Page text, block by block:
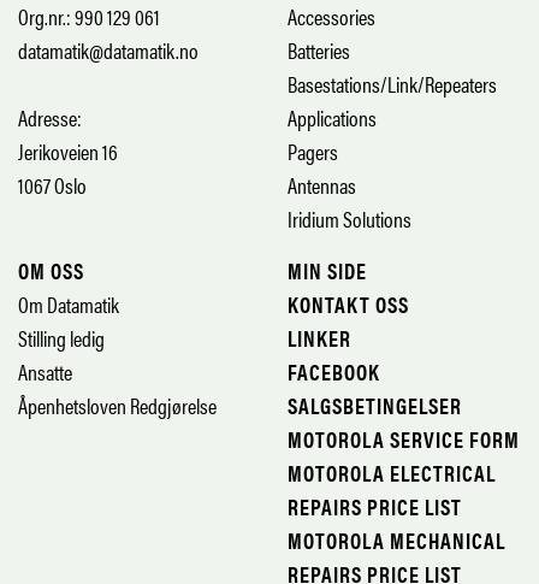
Org.nr.: 990 129 061
datamatik@datamatik.no
Adresse:
Jerikoveien 16
1067 Oslo
Accessories
Batteries
Basestations/Link/Repeaters
Applications
Pagers
Antennas
Iridium Solutions
OM OSS
Om Datamatik
Stilling ledig
Ansatte
Åpenhetsloven Redgjørelse
MIN SIDE
KONTAKT OSS
LINKER
FACEBOOK
SALGSBETINGELSER
MOTOROLA SERVICE FORM
MOTOROLA ELECTRICAL
REPAIRS PRICE LIST
MOTOROLA MECHANICAL
REPAIRS PRICE LIST